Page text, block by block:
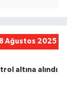
Ağustos 2025
altına alındı